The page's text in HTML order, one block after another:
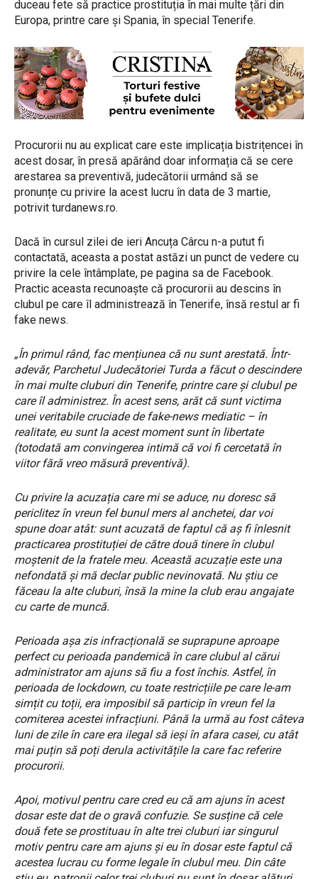
duceau fete să practice prostituția în mai multe țări din
Europa, printre care și Spania, în special Tenerife.
Procurorii nu au explicat care este implicația bistrițencei în
acest dosar, în presă apărând doar informația că se cere
arestarea sa preventivă, judecătorii urmând să se
pronunțe cu privire la acest lucru în data de 3 martie,
potrivit turdanews.ro.
Dacă în cursul zilei de ieri Ancuța Cârcu n-a putut fi
contactată, aceasta a postat astăzi un punct de vedere cu
privire la cele întâmplate, pe pagina sa de Facebook.
Practic aceasta recunoaște că procurorii au descins în
clubul pe care îl administrează în Tenerife, însă restul ar fi
fake news.
„În primul rând, fac mențiunea că nu sunt arestată. Într-
adevăr, Parchetul Judecătoriei Turda a făcut o descindere
în mai multe cluburi din Tenerife, printre care și clubul pe
care îl administrez. În acest sens, arăt că sunt victima
unei veritabile cruciade de fake-news mediatic – în
realitate, eu sunt la acest moment sunt în libertate
(totodată am convingerea intimă că voi fi cercetată în
viitor fără vreo măsură preventivă).
Cu privire la acuzația care mi se aduce, nu doresc să
periclitez în vreun fel bunul mers al anchetei, dar voi
spune doar atât: sunt acuzată de faptul că aș fi înlesnit
practicarea prostituției de către două tinere în clubul
moștenit de la fratele meu. Această acuzație este una
nefondată și mă declar public nevinovată. Nu știu ce
făceau la alte cluburi, însă la mine la club erau angajate
cu carte de muncă.
Perioada așa zis infracțională se suprapune aproape
perfect cu perioada pandemică în care clubul al cărui
administrator am ajuns să fiu a fost închis. Astfel, în
perioada de lockdown, cu toate restricțiile pe care le-am
simțit cu toții, era imposibil să particip în vreun fel la
comiterea acestei infracțiuni. Până la urmă au fost câteva
luni de zile în care era ilegal să ieși în afara casei, cu atât
mai puțin să poți derula activitățile la care fac referire
procurorii.
Apoi, motivul pentru care cred eu că am ajuns în acest
dosar este dat de o gravă confuzie. Se susține că cele
două fete se prostituau în alte trei cluburi iar singurul
motiv pentru care am ajuns și eu în dosar este faptul că
acestea lucrau cu forme legale în clubul meu. Din câte